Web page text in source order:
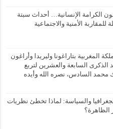
الكرامة الإنسانية… أحداث سبتة
الأمنية والاجتماعية
المغربية بتاراغونا وليريدا وأراغون
الذكرى السابعة والعشرين لتربع
محمد السادس، نصره الله وأيده
والسياسة: لماذا تخطئ نظريات
الظاهرة؟